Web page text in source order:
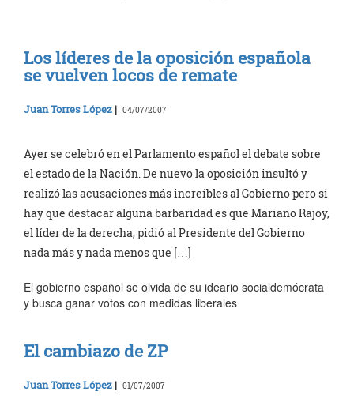
Los líderes de la oposición española
se vuelven locos de remate
Juan Torres López | 04/07/2007
Ayer se celebró en el Parlamento español el debate sobre
el estado de la Nación. De nuevo la oposición insultó y
realizó las acusaciones más increíbles al Gobierno pero si
hay que destacar alguna barbaridad es que Mariano Rajoy,
el líder de la derecha, pidió al Presidente del Gobierno
nada más y nada menos que […]
El gobierno español se olvida de su ideario socialdemócrata
y busca ganar votos con medidas liberales
El cambiazo de ZP
Juan Torres López | 01/07/2007